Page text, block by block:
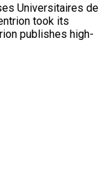
Universitaires de
took its
publishes high-